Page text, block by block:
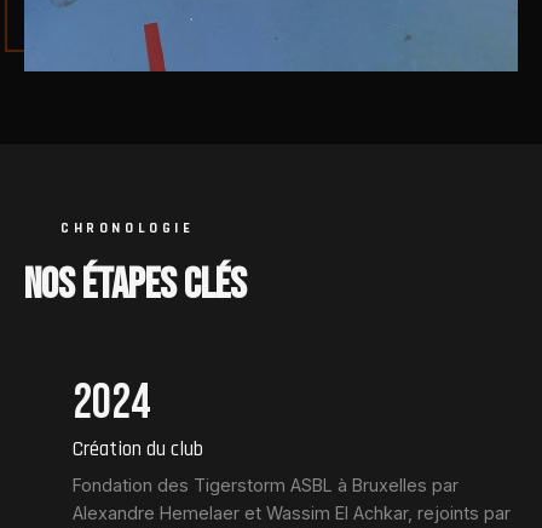
CHRONOLOGIE
NOS ÉTAPES CLÉS
2024
Création du club
Fondation des Tigerstorm ASBL à Bruxelles par
Alexandre Hemelaer et Wassim El Achkar, rejoints par